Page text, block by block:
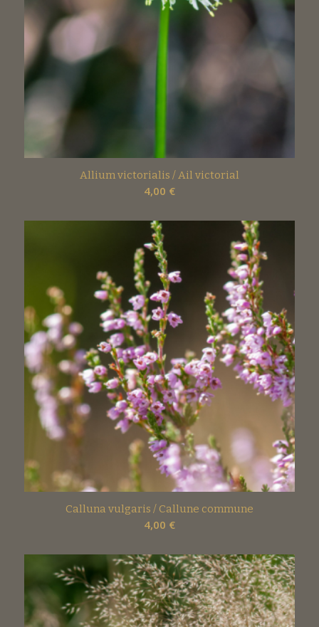
Allium victorialis / Ail victorial
4,00 €
Calluna vulgaris / Callune commune
4,00 €